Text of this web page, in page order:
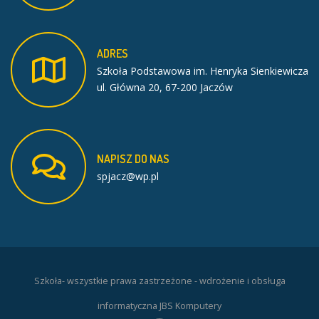
ADRES
Szkoła Podstawowa im. Henryka Sienkiewicza
ul. Główna 20, 67-200 Jaczów
NAPISZDO NAS
spjacz@wp.pl
Szkoła- wszystkie prawa zastrzeżone - wdrożenie i obsługa
informatyczna JBS Komputery